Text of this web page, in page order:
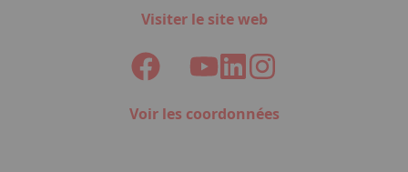
Visiter le site web
Voir les coordonnées